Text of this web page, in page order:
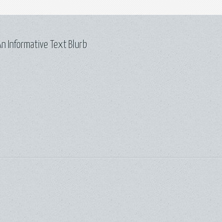
Informative Text Blurb